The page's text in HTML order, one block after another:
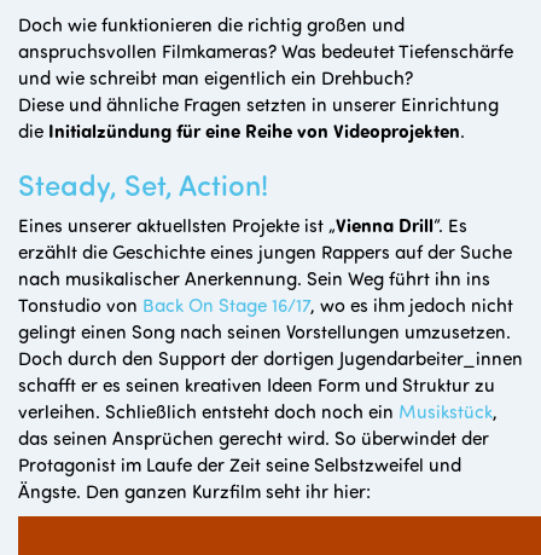
Doch wie funktionieren die richtig großen und
anspruchsvollen Filmkameras? Was bedeutet Tiefenschärfe
und wie schreibt man eigentlich ein Drehbuch?
Diese und ähnliche Fragen setzten in unserer Einrichtung
die Initialzündung für eine Reihe von Videoprojekten.
Steady, Set, Action!
Eines unserer aktuellsten Projekte ist „Vienna Drill“. Es
erzählt die Geschichte eines jungen Rappers auf der Suche
nach musikalischer Anerkennung. Sein Weg führt ihn ins
Tonstudio von Back On Stage 16/17, wo es ihm jedoch nicht
gelingt einen Song nach seinen Vorstellungen umzusetzen.
Doch durch den Support der dortigen Jugendarbeiter_innen
schafft er es seinen kreativen Ideen Form und Struktur zu
verleihen. Schließlich entsteht doch noch ein Musikstück,
das seinen Ansprüchen gerecht wird. So überwindet der
Protagonist im Laufe der Zeit seine Selbstzweifel und
Ängste. Den ganzen Kurzfilm seht ihr hier: